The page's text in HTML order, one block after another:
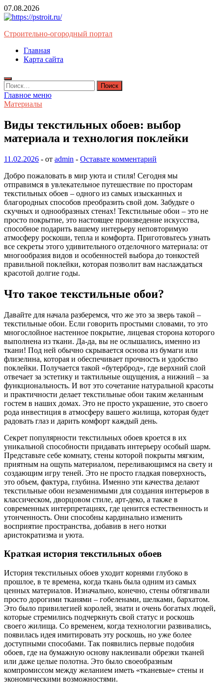
Перейти
к
07.08.2026
Строительно-огородный портал
Главная
Карта сайта
Найти:
Главное меню
Материалы
Виды текстильных обоев: выбор
материала и технология поклейки
11.02.2026 - от admin - Оставьте комментарий
Добро пожаловать в мир уюта и стиля! Сегодня мы
отправимся в увлекательное путешествие по просторам
текстильных обоев – одного из самых изысканных и
благородных способов преобразить свой дом. Забудьте о
скучных и однообразных стенах! Текстильные обои – это не
просто покрытие, это настоящее произведение искусства,
способное подарить вашему интерьеру неповторимую
атмосферу роскоши, тепла и комфорта. Приготовьтесь узнать
все секреты этого удивительного отделочного материала: от
многообразия видов и особенностей выбора до тонкостей
правильной поклейки, которая позволит вам наслаждаться
красотой долгие годы.
Что такое текстильные обои?
Давайте для начала разберемся, что же это за зверь такой –
текстильные обои. Если говорить простыми словами, то это
многослойное настенное покрытие, лицевая сторона которого
выполнена из ткани. Да-да, вы не ослышались, именно из
ткани! Под ней обычно скрывается основа из бумаги или
флизелина, которая и обеспечивает прочность и удобство
поклейки. Получается такой «бутерброд», где верхний слой
отвечает за эстетику и тактильные ощущения, а нижний – за
функциональность. И вот это сочетание натуральной красоты
и практичности делает текстильные обои таким желанным
гостем в наших домах. Это не просто украшение, это своего
рода инвестиция в атмосферу вашего жилища, которая будет
радовать глаз и дарить комфорт каждый день.
Секрет популярности текстильных обоев кроется в их
уникальной способности придавать интерьеру особый шарм.
Представьте себе комнату, стены которой покрыты мягким,
приятным на ощупь материалом, переливающимся на свету и
создающим игру теней. Это не просто гладкая поверхность,
это объем, фактура, глубина. Именно эти качества делают
текстильные обои незаменимыми для создания интерьеров в
классическом, дворцовом стиле, арт-деко, а также в
современных интерпретациях, где ценится естественность и
утонченность. Они способны кардинально изменить
восприятие пространства, добавив в него нотки
аристократизма и уюта.
Краткая история текстильных обоев
История текстильных обоев уходит корнями глубоко в
прошлое, в те времена, когда ткань была одним из самых
ценных материалов. Изначально, конечно, стены обтягивали
просто дорогими тканями – гобеленами, шелками, бархатом.
Это было привилегией королей, знати и очень богатых людей,
которые стремились подчеркнуть свой статус и роскошь
своего жилища. Со временем, когда технологии развивались,
появилась идея имитировать эту роскошь, но уже более
доступными способами. Так появились первые подобия
обоев, где на бумажную основу наклеивали обрезки тканей
или даже целые полотна. Это было своеобразным
компромиссом между желанием иметь «тканевые» стены и
экономическими возможностями.